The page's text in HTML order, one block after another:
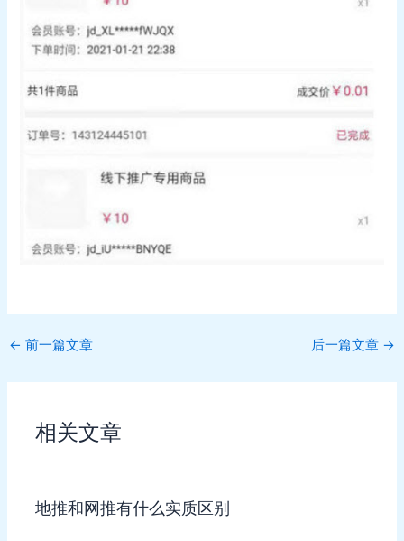
Post
← 前一篇文章 后一篇文章 →
相关文章
地推和网推有什么实质区别